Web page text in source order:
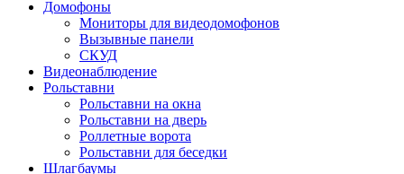
Домофоны
Мониторы для видеодомофонов
Вызывные панели
СКУД
Видеонаблюдение
Рольставни
Рольставни на окна
Рольставни на дверь
Роллетные ворота
Рольставни для беседки
Шлагбаумы